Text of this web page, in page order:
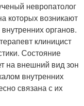
невропатолог
которых возникают
органов.
клиницист
Состояние
на внешний вид зон
внутренних
связана с их